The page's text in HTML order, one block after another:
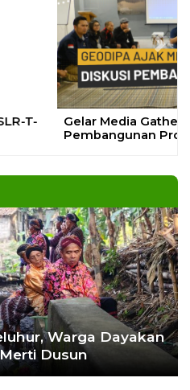
edukasi
Poltek Imipas Evaluasi
Pemasyarakan
(Bapas)
kunjungan
PN Sleman Perkuat
Kerja Sosial
(Bapas) Kelas I
Pastikan Kawal
Pembangunan